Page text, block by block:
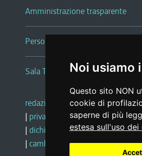
Noi usiamo
Questo sito NON
cookie di
saperne di più
estesa sull'uso dei
Amministrazione trasparente
Persone e Uffici
Sala Tiziano Tessitori
redazione web |note legali |
| privacy
social media policy
| dichiarazione di accessibilità |
| cambio preferenze cookie